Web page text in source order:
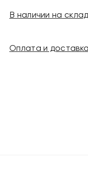
В наличии на
Оплата и доставка